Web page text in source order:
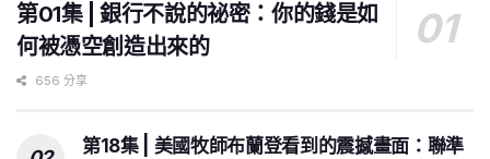
第01集 | 銀行不說的祕密：你的錢是如
何被憑空創造出來的
656 分享
第18集 | 美國牧師布蘭登看到的震撼畫面：聯準